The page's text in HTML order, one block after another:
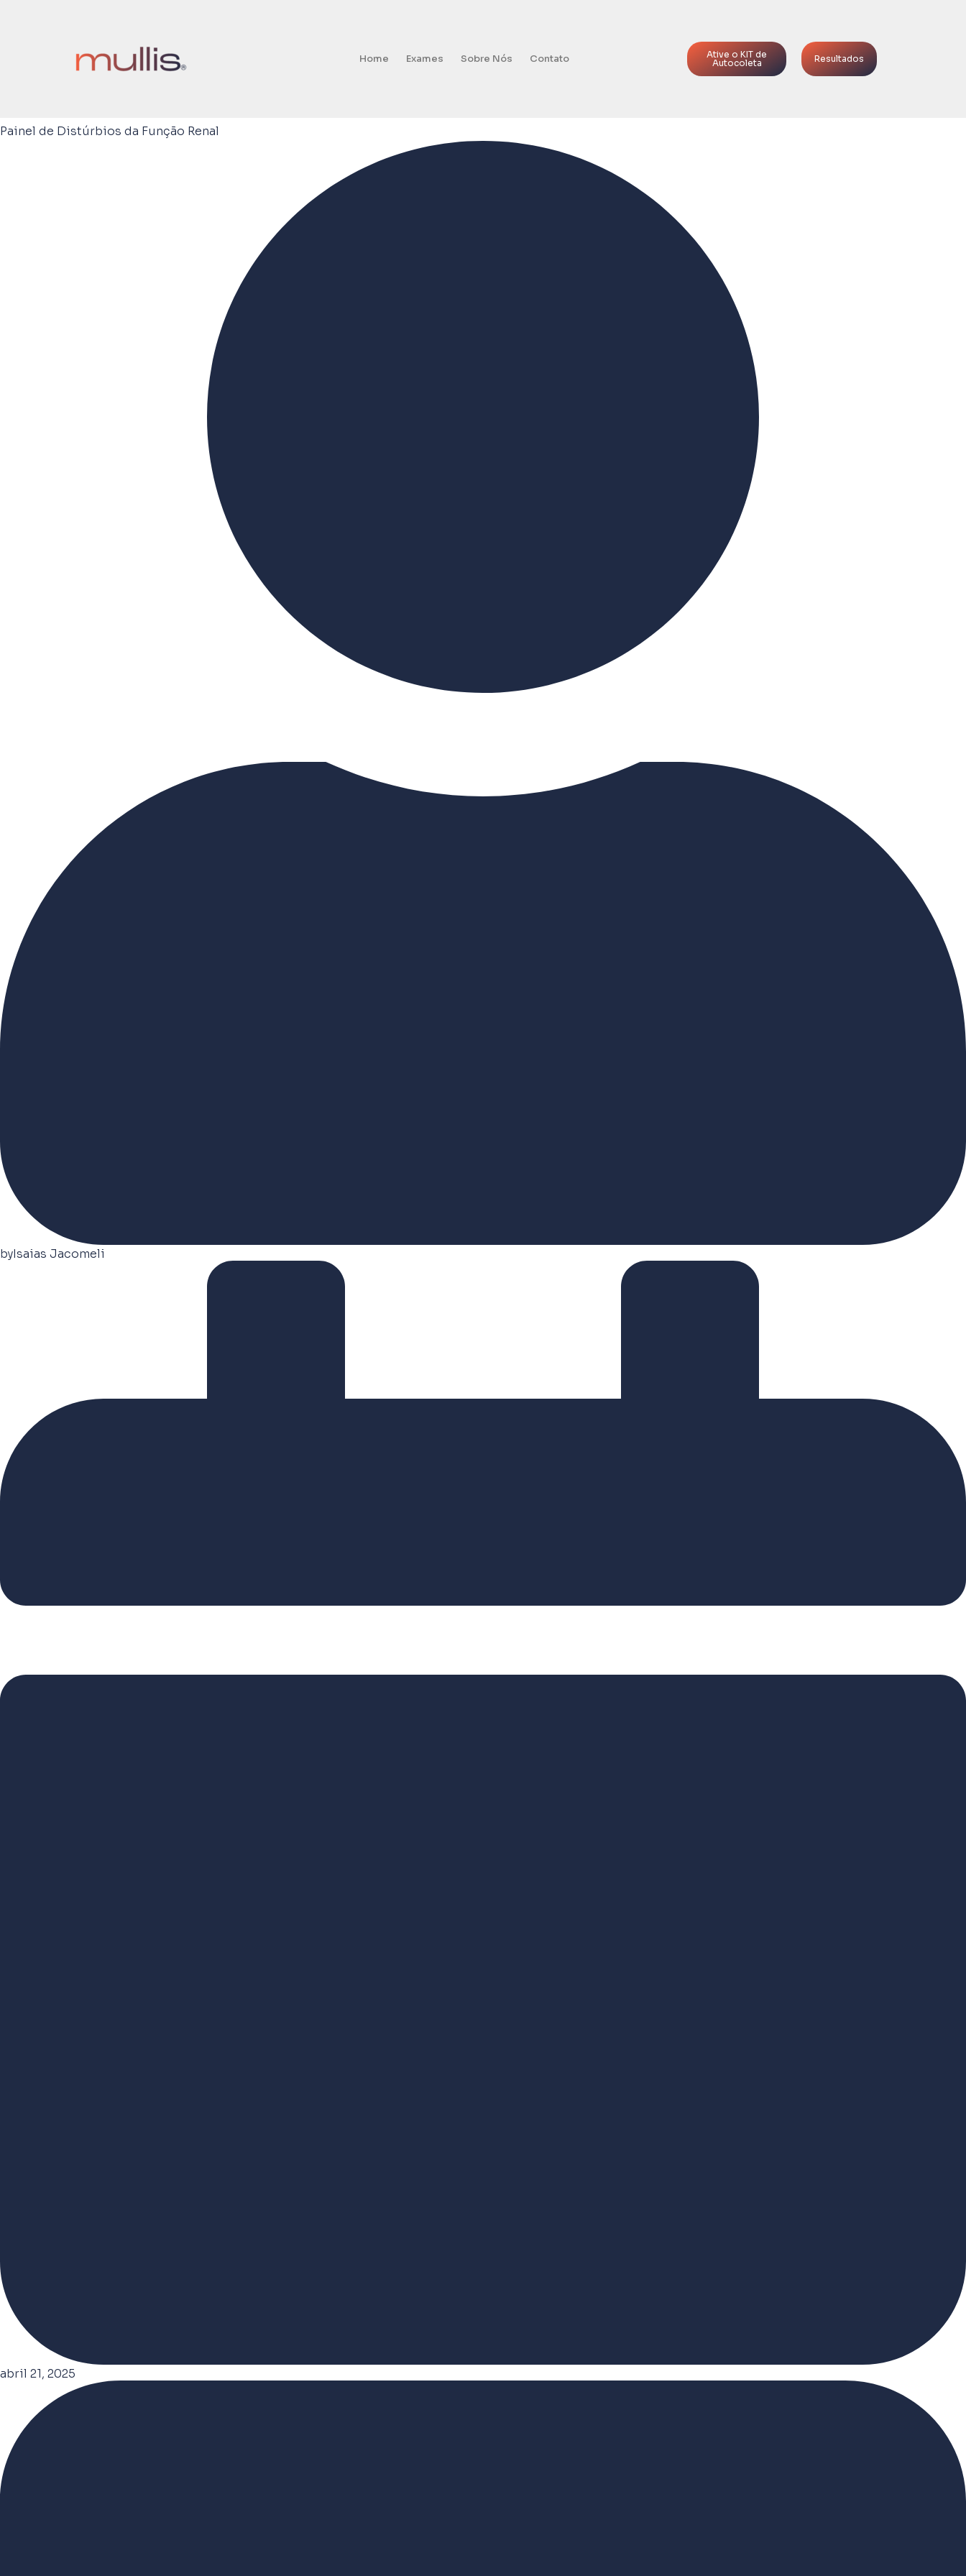
Home Exames Sobre Nós Contato
Ative o KIT de
Autocoleta
Resultados
Painel de Distúrbios da Função Renal
byIsaias Jacomeli
abril 21, 2025